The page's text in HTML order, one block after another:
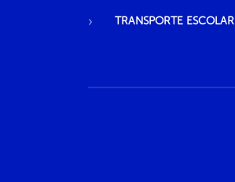
TRANSPORTE ESCOLAR